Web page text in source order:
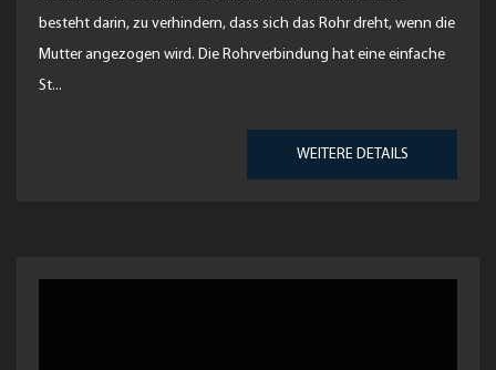
besteht darin, zu verhindern, dass sich das Rohr dreht, wenn die
Mutter angezogen wird. Die Rohrverbindung hat eine einfache
St...
WEITERE DETAILS